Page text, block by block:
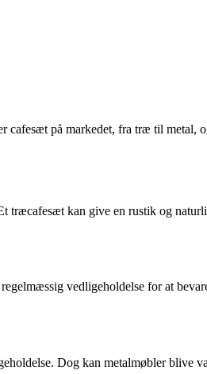
cafesæt på markedet, fra træ til metal,
træcafesæt kan give en rustik og
vedligeholdelse for at
Dog kan metalmøbler blive